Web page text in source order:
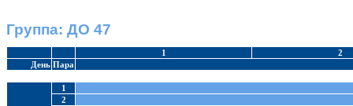
Группа: ДО 47
1
2
День Пара
1
2